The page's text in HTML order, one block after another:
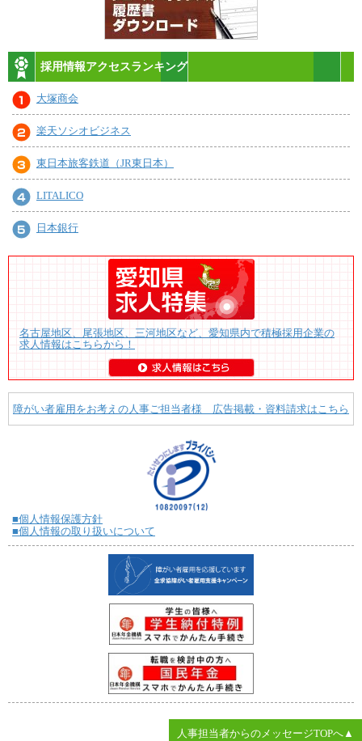
採用情報アクセスランキング
大塚商会
楽天ソシオビジネス
東日本旅客鉄道（JR東日本）
LITALICO
日本銀行
名古屋地区、尾張地区、三河地区など、愛知県内で積極採用企業の
求人情報はこちらから！
障がい者雇用をお考えの人事ご担当者様 広告掲載・資料請求はこちら
■個人情報保護方針
■個人情報の取り扱いについて
人事担当者からのメッセージTOPへ▲